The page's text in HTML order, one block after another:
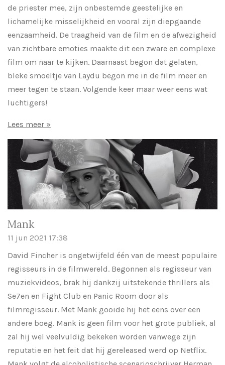
de priester mee, zijn onbestemde geestelijke en
lichamelijke misselijkheid en vooral zijn diepgaande
eenzaamheid. De traagheid van de film en de afwezigheid
van zichtbare emoties maakte dit een zware en complexe
film om naar te kijken. Daarnaast begon dat gelaten,
bleke smoeltje van Laydu begon me in de film meer en
meer tegen te staan. Volgende keer maar weer eens wat
luchtigers!
Lees meer »
Mank
11 jun 2021 17:38
David Fincher is ongetwijfeld één van de meest populaire
regisseurs in de filmwereld. Begonnen als regisseur van
muziekvideos, brak hij dankzij uitstekende thrillers als
Se7en en Fight Club en Panic Room door als
filmregisseur. Met Mank gooide hij het eens over een
andere boeg. Mank is geen film voor het grote publiek, al
zal hij wel veelvuldig bekeken worden vanwege zijn
reputatie en het feit dat hij gereleased werd op Netflix.